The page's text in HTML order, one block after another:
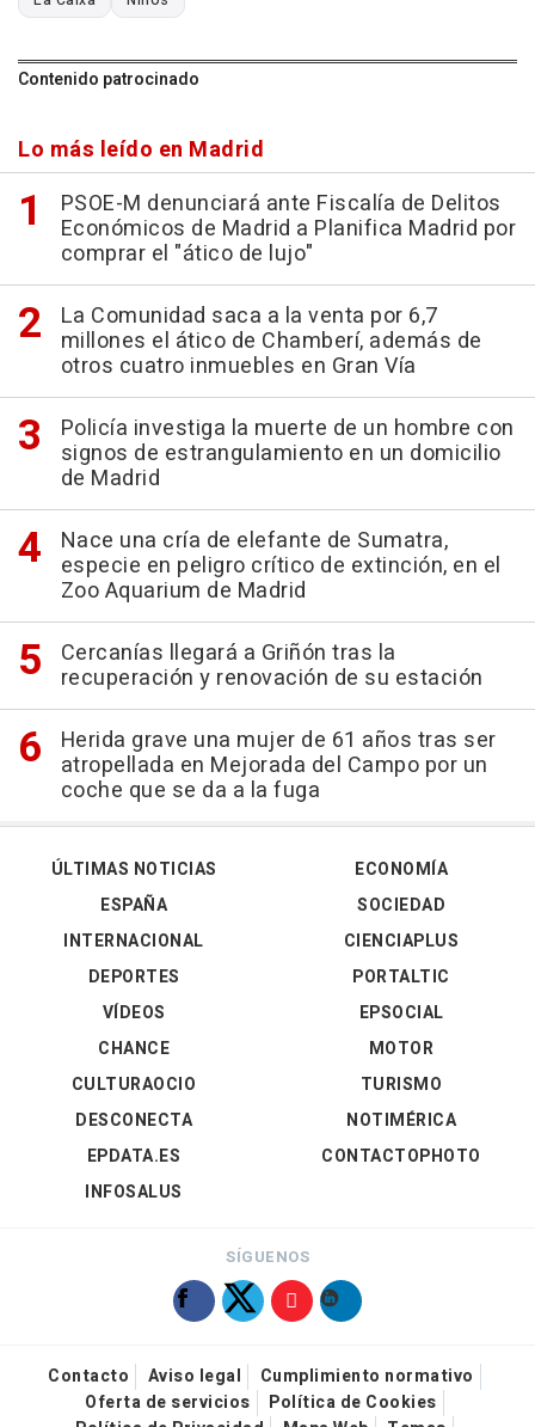
Contenido patrocinado
Lo más leído en Madrid
PSOE-M denunciará ante Fiscalía de Delitos
Económicos de Madrid a Planifica Madrid por
comprar el "ático de lujo"
La Comunidad saca a la venta por 6,7
millones el ático de Chamberí, además de
otros cuatro inmuebles en Gran Vía
Policía investiga la muerte de un hombre con
signos de estrangulamiento en un domicilio
de Madrid
Nace una cría de elefante de Sumatra,
especie en peligro crítico de extinción, en el
Zoo Aquarium de Madrid
Cercanías llegará a Griñón tras la
recuperación y renovación de su estación
Herida grave una mujer de 61 años tras ser
atropellada en Mejorada del Campo por un
coche que se da a la fuga
ÚLTIMAS NOTICIAS
ESPAÑA
INTERNACIONAL
DEPORTES
VÍDEOS
ECONOMÍA
SOCIEDAD
CIENCIAPLUS
PORTALTIC
EPSOCIAL
CHANCE
CULTURAOCIO
DESCONECTA
EPDATA.ES
INFOSALUS
MOTOR
TURISMO
NOTIMÉRICA
CONTACTOPHOTO
SÍGUENOS
Contacto Aviso legal
Cumplimiento normativo
Oferta de servicios
Política de Cookies